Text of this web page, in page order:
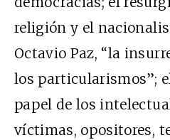
religión y el
Octavio Paz, “la
los particularismos”;
papel de los
víctimas, opositores,